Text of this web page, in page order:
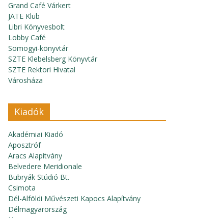
Grand Café Várkert
JATE Klub
Libri Könyvesbolt
Lobby Café
Somogyi-könyvtár
SZTE Klebelsberg Könyvtár
SZTE Rektori Hivatal
Városháza
Kiadók
Akadémiai Kiadó
Aposztróf
Aracs Alapítvány
Belvedere Meridionale
Bubryák Stúdió Bt.
Csimota
Dél-Alföldi Művészeti Kapocs Alapítvány
Délmagyarország